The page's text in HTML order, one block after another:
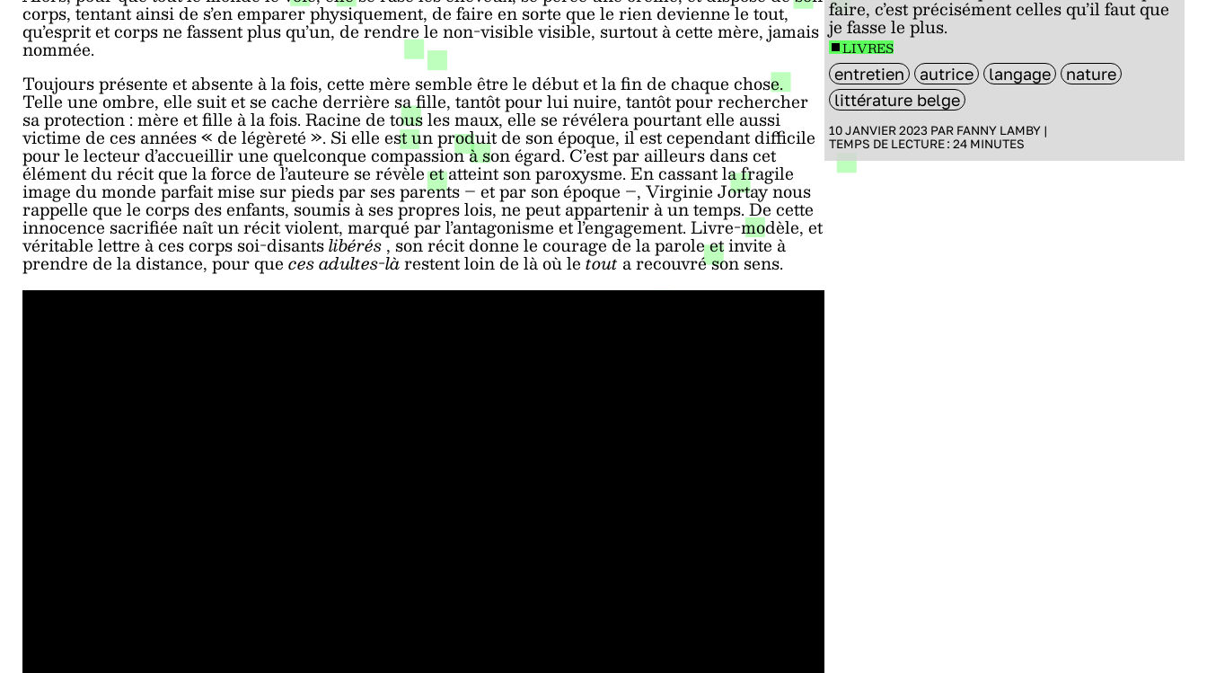
corps, tentant ainsi de s’en emparer physiquement, de faire en sorte que le rien devienne le tout,
qu’esprit et corps ne fassent plus qu’un, de rendre le non-visible visible, surtout à cette mère, jamais
nommée.
Toujours présente et absente à la fois, cette mère semble être le début et la fin de chaque chose.
Telle une ombre, elle suit et se cache derrière sa fille, tantôt pour lui nuire, tantôt pour rechercher
sa protection : mère et fille à la fois. Racine de tous les maux, elle se révélera pourtant elle aussi
victime de ces années « de légèreté ». Si elle est un produit de son époque, il est cependant difficile
pour le lecteur d’accueillir une quelconque compassion à son égard. C’est par ailleurs dans cet
élément du récit que la force de l’auteure se révèle et atteint son paroxysme. En cassant la fragile
image du monde parfait mise sur pieds par ses parents – et par son époque –, Virginie Jortay nous
rappelle que le corps des enfants, soumis à ses propres lois, ne peut appartenir à un temps. De cette
innocence sacrifiée naît un récit violent, marqué par l’antagonisme et l’engagement. Livre-modèle, et
véritable lettre à ces corps soi-disantslibérés, son récit donne le courage de la parole et invite à
prendre de la distance, pour queces adultes-làrestent loin de là où letout a recouvré son sens.
faire, c’est précisément celles qu’il faut que
je fasse le plus.
LIVRES
entretien autrice langage
nature
littérature belge
10 JANVIER 2023 PAR FANNY LAMBY|
TEMPS DE LECTURE : 24MINUTES